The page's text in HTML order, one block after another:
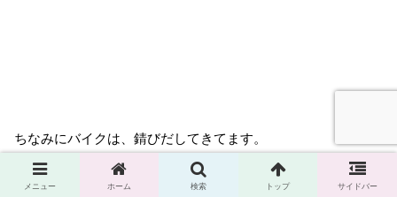
ちなみにバイクは、錆びだしてきてます。
錆とカビ。
メニュー ホーム 検索 トップ サイドバー